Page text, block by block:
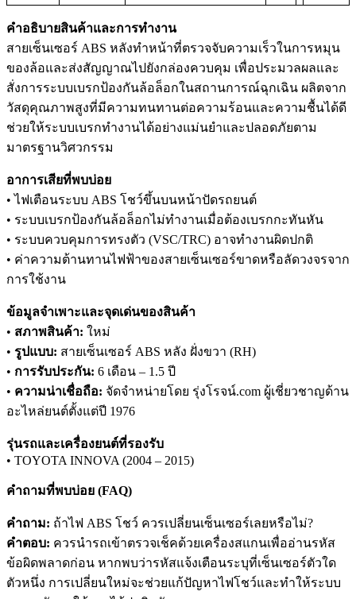
คำอธิบายสินค้าและการทำงาน
สายเซ็นเซอร์ ABS หลังทำหน้าที่ตรวจจับความเร็วในการหมุน
ของล้อและส่งสัญญาณไปยังกล่องควบคุม เพื่อประมวลผลและ
สั่งการระบบเบรกป้องกันล้อล็อกในสถานการณ์ฉุกเฉิน ผลิตจาก
วัสดุคุณภาพสูงที่มีความทนทานต่อความร้อนและความชื้นได้ดี
ช่วยให้ระบบเบรกทำงานได้อย่างแม่นยำและปลอดภัยตาม
มาตรฐานวิศวกรรม
อาการเสียที่พบบ่อย
• ไฟเตือนระบบ ABS โชว์ขึ้นบนหน้าปัดรถยนต์
• ระบบเบรกป้องกันล้อล็อกไม่ทำงานเมื่อต้องเบรกกะทันหัน
• ระบบควบคุมการทรงตัว (VSC/TRC) อาจทำงานผิดปกติ
• ค่าความต้านทานไฟฟ้าของสายเซ็นเซอร์ขาดหรือลัดวงจรจาก
การใช้งาน
ข้อมูลจำเพาะและจุดเด่นของสินค้า
• สภาพสินค้า: ใหม่
• รูปแบบ: สายเซ็นเซอร์ ABS หลัง ฝั่งขวา (RH)
• การรับประกัน: 6 เดือน – 1.5 ปี
• ความน่าเชื่อถือ: จัดจำหน่ายโดย รุ่งโรจน์.com ผู้เชี่ยวชาญด้าน
อะไหล่ยนต์ตั้งแต่ปี 1976
รุ่นรถและเครื่องยนต์ที่รองรับ
• TOYOTA INNOVA (2004 – 2015)
คำถามที่พบบ่อย (FAQ)
คำถาม: ถ้าไฟ ABS โชว์ ควรเปลี่ยนเซ็นเซอร์เลยหรือไม่?
คำตอบ: ควรนำรถเข้าตรวจเช็คด้วยเครื่องสแกนเพื่ออ่านรหัส
ข้อผิดพลาดก่อน หากพบว่ารหัสแจ้งเตือนระบุที่เซ็นเซอร์ตัวใด
ตัวหนึ่ง การเปลี่ยนใหม่จะช่วยแก้ปัญหาไฟโชว์และทำให้ระบบ